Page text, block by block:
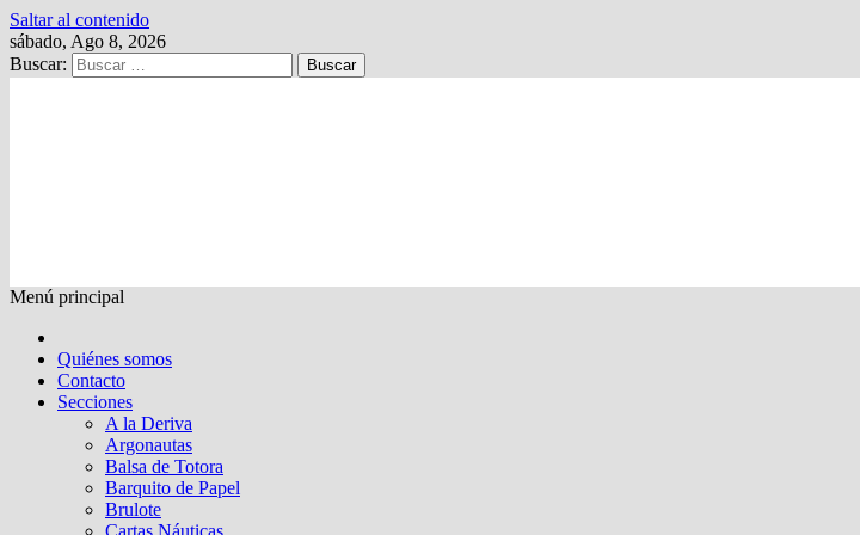
Saltar al contenido
sábado, Ago 8, 2026
Buscar:
Menú principal
Quiénes somos
Contacto
Secciones
A la Deriva
Argonautas
Balsa de Totora
Barquito de Papel
Brulote
Cartas Náuticas